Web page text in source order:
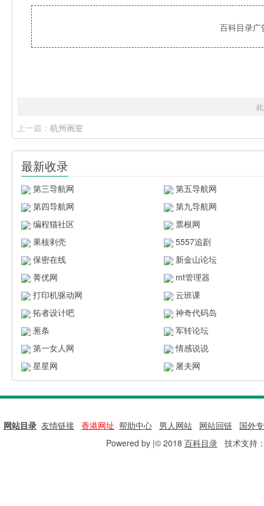
百科目录
上一篇： 杭州画室
最新收录
第三导航网
第五导航网
第四导航网
第九导航网
编程猫社区
票根网
果核剥壳
5557追剧
保密在线
新金山论坛
菁优网
mt管理器
打印机驱动网
云班课
拓者设计吧
神奇代码岛
葱条
军转论坛
第一女人网
情感说说
星星网
屠夫网
网站目录 友情链接 香港网址 帮助中心 男人网站 网站回链
国外
Powered by |© 2018 百科目录技术支持